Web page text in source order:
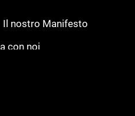
Il nostro Manifesto
con noi